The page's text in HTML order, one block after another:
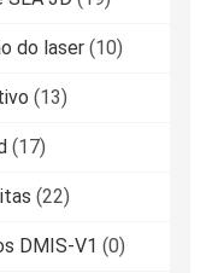
do laser (10)
(13)
(17)
(22)
DMIS-V1 (0)